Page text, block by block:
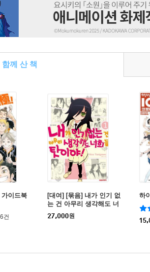
함께 산 책
이드북
건
[대여] [묶음] 내가 인기 없
는 건 아무리 생각해도 너
희들 탓이야! (총27권/미완
결)
27,000원
하